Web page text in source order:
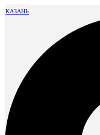
КАЗАНЬ